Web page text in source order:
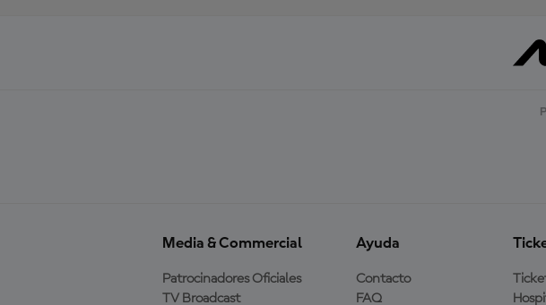
Media & Commercial
Patrocinadores Oficiales
TV Broadcast
Ayuda
Contacto
FAQ